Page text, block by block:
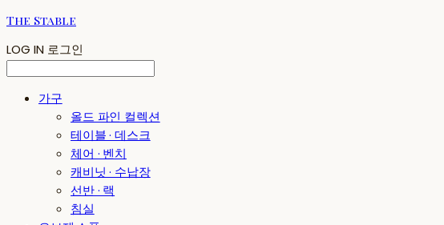
The Stable
LOG IN 로그인
가구
올드 파인 컬렉션
테이블 · 데스크
체어 · 벤치
캐비닛 · 수납장
선반 · 랙
침실